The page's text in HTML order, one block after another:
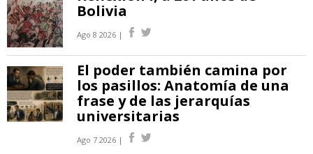
Bolivia
Ago 8 2026 |
El poder también camina por
los pasillos: Anatomía de una
frase y de las jerarquías
universitarias
Ago 7 2026 |